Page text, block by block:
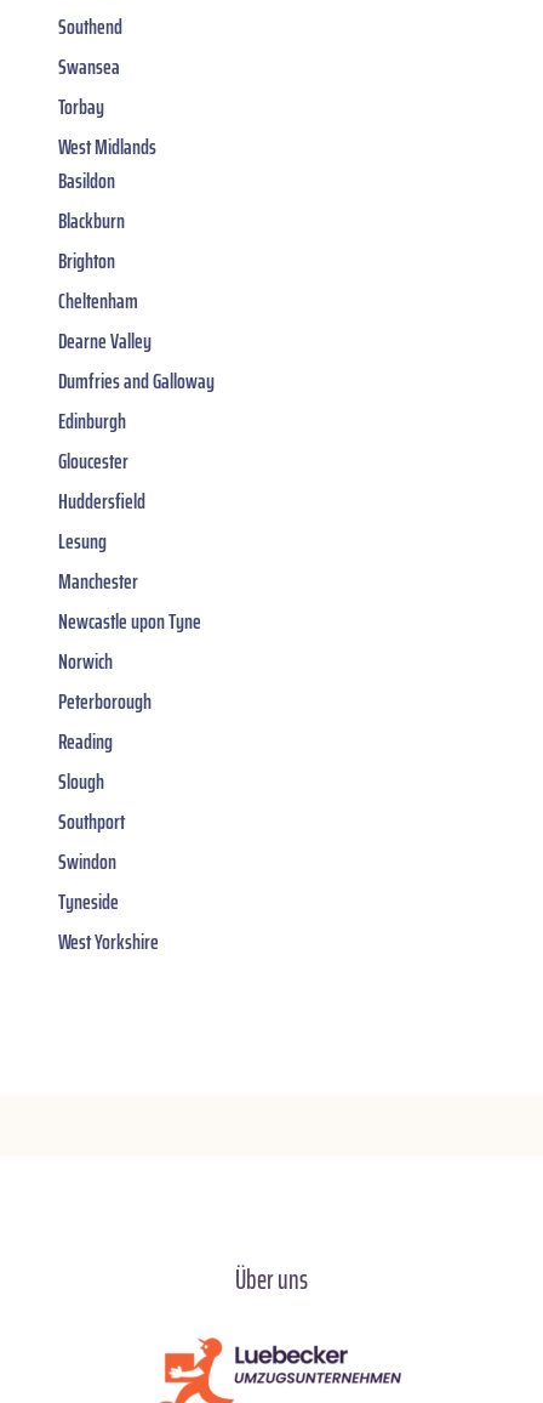
Southend
Swansea
Torbay
West Midlands
Basildon
Blackburn
Brighton
Cheltenham
Dearne Valley
Dumfries and Galloway
Edinburgh
Gloucester
Huddersfield
Lesung
Manchester
Newcastle upon Tyne
Norwich
Peterborough
Reading
Slough
Southport
Swindon
Tyneside
West Yorkshire
Über uns